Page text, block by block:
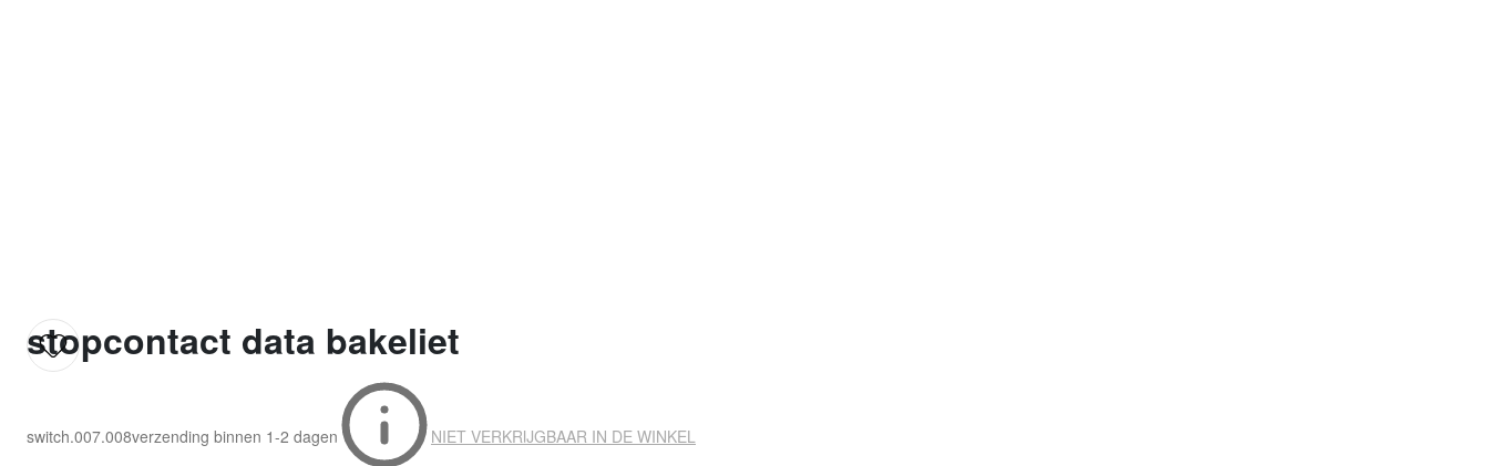
stopcontact data bakeliet
switch.007.008verzending binnen 1-2 dagen NIET VERKRIJGBAAR IN DE WINKEL